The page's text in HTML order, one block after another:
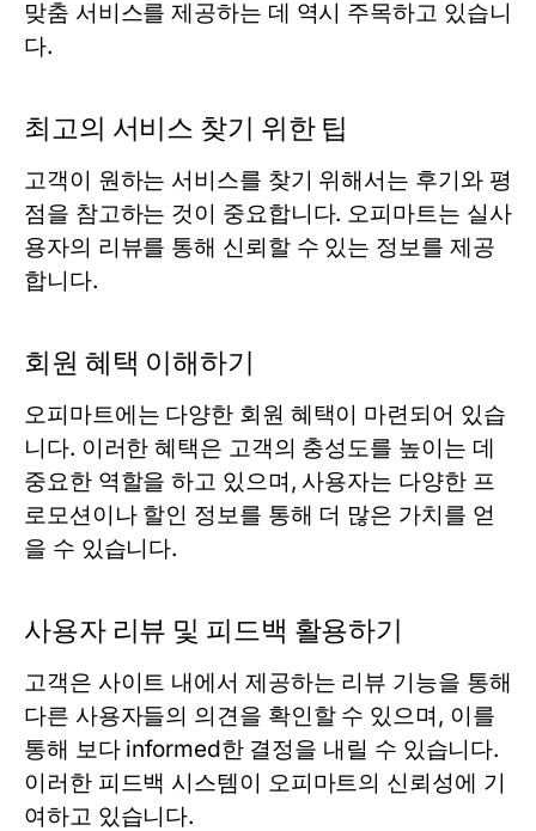
맞춤 서비스를 제공하는 데 역시 주목하고 있습니
다.
최고의 서비스 찾기 위한 팁
고객이 원하는 서비스를 찾기 위해서는 후기와 평
점을 참고하는 것이 중요합니다. 오피마트는 실사
용자의 리뷰를 통해 신뢰할 수 있는 정보를 제공
합니다.
회원 혜택 이해하기
오피마트에는 다양한 회원 혜택이 마련되어 있습
니다. 이러한 혜택은 고객의 충성도를 높이는 데
중요한 역할을 하고 있으며, 사용자는 다양한 프
로모션이나 할인 정보를 통해 더 많은 가치를 얻
을 수 있습니다.
사용자 리뷰 및 피드백 활용하기
고객은 사이트 내에서 제공하는 리뷰 기능을 통해
다른 사용자들의 의견을 확인할 수 있으며, 이를
통해 보다 informed한 결정을 내릴 수 있습니다.
이러한 피드백 시스템이 오피마트의 신뢰성에 기
여하고 있습니다.